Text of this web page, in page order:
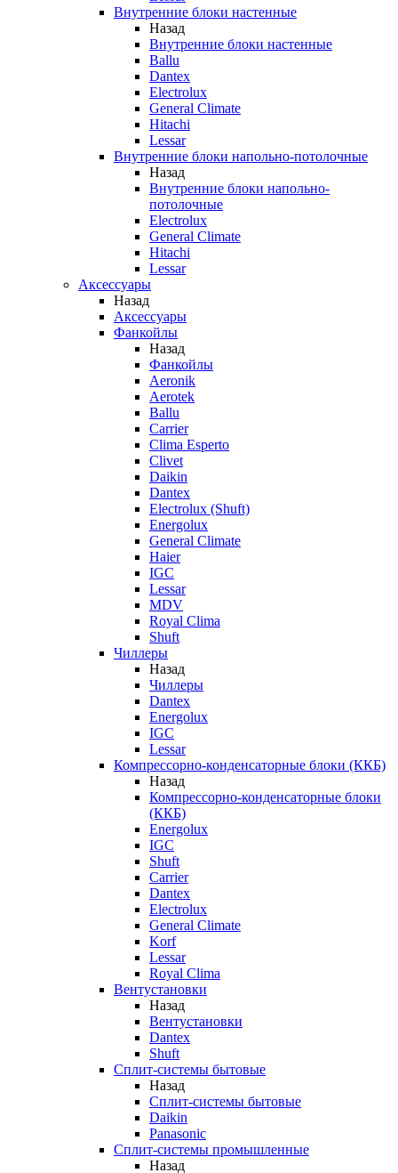
Внутренние блоки настенные
Назад
Внутренние блоки настенные
Ballu
Dantex
Electrolux
General Climate
Hitachi
Lessar
Внутренние блоки напольно-потолочные
Назад
Внутренние блоки напольно-
потолочные
Electrolux
General Climate
Hitachi
Lessar
Аксессуары
Назад
Аксессуары
Фанкойлы
Назад
Фанкойлы
Aeronik
Aerotek
Ballu
Carrier
Clima Esperto
Clivet
Daikin
Dantex
Electrolux (Shuft)
Energolux
General Climate
Haier
IGC
Lessar
MDV
Royal Clima
Shuft
Чиллеры
Назад
Чиллеры
Dantex
Energolux
IGC
Lessar
Компрессорно-конденсаторные блоки (ККБ)
Назад
Компрессорно-конденсаторные блоки
(ККБ)
Energolux
IGC
Shuft
Carrier
Dantex
Electrolux
General Climate
Korf
Lessar
Royal Clima
Вентустановки
Назад
Вентустановки
Dantex
Shuft
Сплит-системы бытовые
Назад
Сплит-системы бытовые
Daikin
Panasonic
Сплит-системы промышленные
Назад